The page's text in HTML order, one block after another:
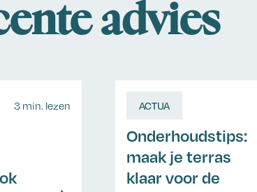
advies
3 min. lezen ACTUA
Onderhoudstips:
maak je terras
klaar voor de